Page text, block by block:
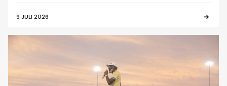
9 JULI 2026